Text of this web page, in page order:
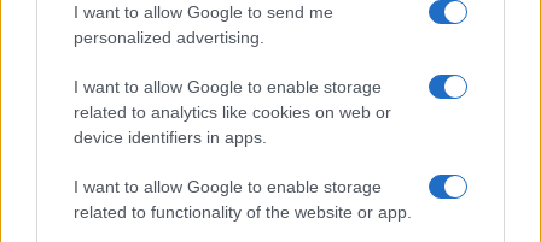
I want to allow Google to send me
personalized advertising.
I want to allow Google to enable storage
related to analytics like cookies on web or
device identifiers in apps.
I want to allow Google to enable storage
related to functionality of the website or app.
Open Orfű: mozgás, zene, közösség
Augusztus első hétvégéjén (augusztus 1-2.) a Pécsi-tó partja
megtelik élettel, sporttal és élményekkel!